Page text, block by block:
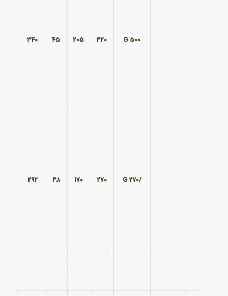
500 G ۳۲۰ ۲۰۵ ۴۵ ۳۴۰
/270 G ۲۷۰ ۱۷۰ ۳۸ ۲۹۲